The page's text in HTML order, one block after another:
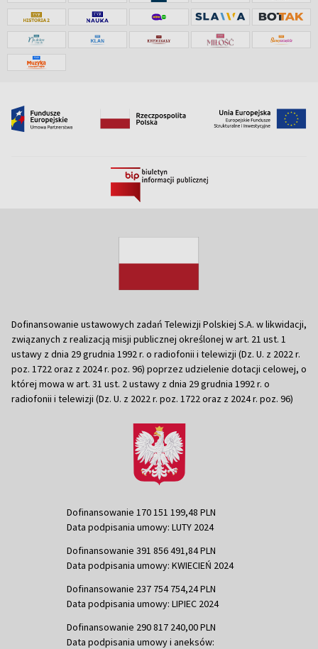
Dofinansowanie ustawowych zadań Telewizji Polskiej S.A. w likwidacji,
związanych z realizacją misji publicznej określonej w art. 21 ust. 1
ustawy z dnia 29 grudnia 1992 r. o radiofonii i telewizji (Dz. U. z 2022 r.
poz. 1722 oraz z 2024 r. poz. 96) poprzez udzielenie dotacji celowej, o
której mowa w art. 31 ust. 2 ustawy z dnia 29 grudnia 1992 r. o
radiofonii i telewizji (Dz. U. z 2022 r. poz. 1722 oraz z 2024 r. poz. 96)
Dofinansowanie 170 151 199,48 PLN
Data podpisania umowy: LUTY 2024
Dofinansowanie 391 856 491,84 PLN
Data podpisania umowy: KWIECIEŃ 2024
Dofinansowanie 237 754 754,24 PLN
Data podpisania umowy: LIPIEC 2024
Dofinansowanie 290 817 240,00 PLN
Data podpisania umowy i aneksów: